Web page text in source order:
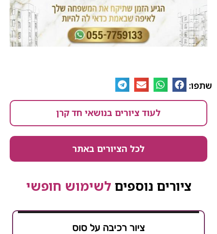
שתפו:
לעוד ציורים בנושאי חד קרן
לכל הציורים באתר
ציורים נוספים לשימוש חופשי
ציור רכיבה על סוס